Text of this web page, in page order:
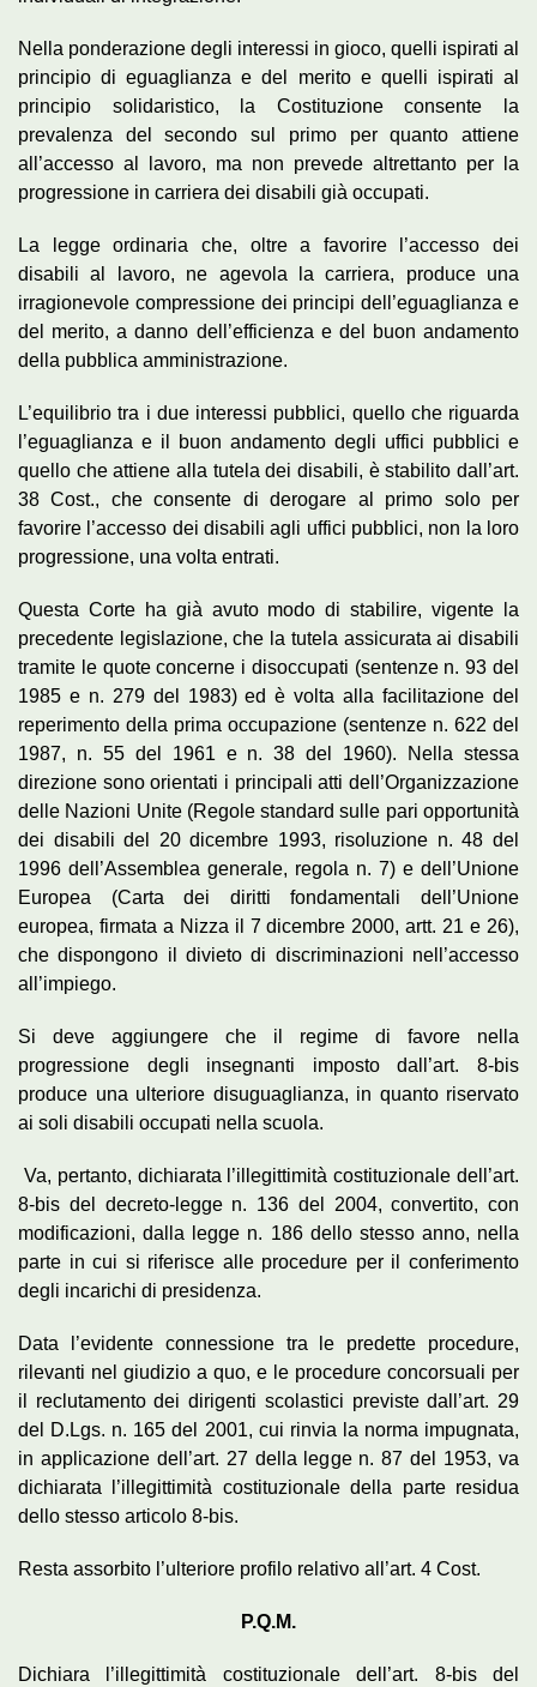
Nella ponderazione degli interessi in gioco, quelli ispirati al
principio di eguaglianza e del merito e quelli ispirati al
principio solidaristico, la Costituzione consente la
prevalenza del secondo sul primo per quanto attiene
all’accesso al lavoro, ma non prevede altrettanto per la
progressione in carriera dei disabili già occupati.
La legge ordinaria che, oltre a favorire l’accesso dei
disabili al lavoro, ne agevola la carriera, produce una
irragionevole compressione dei principi dell’eguaglianza e
del merito, a danno dell’efficienza e del buon andamento
della pubblica amministrazione.
L’equilibrio tra i due interessi pubblici, quello che riguarda
l’eguaglianza e il buon andamento degli uffici pubblici e
quello che attiene alla tutela dei disabili, è stabilito dall’art.
38 Cost., che consente di derogare al primo solo per
favorire l’accesso dei disabili agli uffici pubblici, non la loro
progressione, una volta entrati.
Questa Corte ha già avuto modo di stabilire, vigente la
precedente legislazione, che la tutela assicurata ai disabili
tramite le quote concerne i disoccupati (sentenze n. 93 del
1985 e n. 279 del 1983) ed è volta alla facilitazione del
reperimento della prima occupazione (sentenze n. 622 del
1987, n. 55 del 1961 e n. 38 del 1960). Nella stessa
direzione sono orientati i principali atti dell’Organizzazione
delle Nazioni Unite (Regole standard sulle pari opportunità
dei disabili del 20 dicembre 1993, risoluzione n. 48 del
1996 dell’Assemblea generale, regola n. 7) e dell’Unione
Europea (Carta dei diritti fondamentali dell’Unione
europea, firmata a Nizza il 7 dicembre 2000, artt. 21 e 26),
che dispongono il divieto di discriminazioni nell’accesso
all’impiego.
Si deve aggiungere che il regime di favore nella
progressione degli insegnanti imposto dall’art. 8-bis
produce una ulteriore disuguaglianza, in quanto riservato
ai soli disabili occupati nella scuola.
Va, pertanto, dichiarata l’illegittimità costituzionale dell’art.
8-bis del decreto-legge n. 136 del 2004, convertito, con
modificazioni, dalla legge n. 186 dello stesso anno, nella
parte in cui si riferisce alle procedure per il conferimento
degli incarichi di presidenza.
Data l’evidente connessione tra le predette procedure,
rilevanti nel giudizio a quo, e le procedure concorsuali per
il reclutamento dei dirigenti scolastici previste dall’art. 29
del D.Lgs. n. 165 del 2001, cui rinvia la norma impugnata,
in applicazione dell’art. 27 della legge n. 87 del 1953, va
dichiarata l’illegittimità costituzionale della parte residua
dello stesso articolo 8-bis.
Resta assorbito l’ulteriore profilo relativo all’art. 4 Cost.
P.Q.M.
Dichiara l’illegittimità costituzionale dell’art. 8-bis del